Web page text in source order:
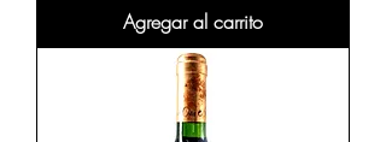
Agregar al carrito